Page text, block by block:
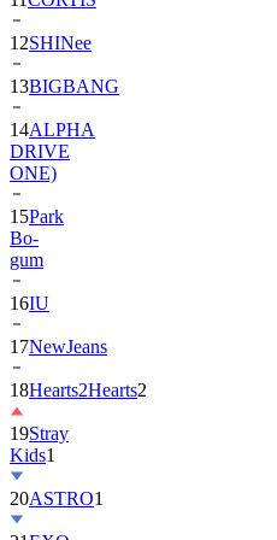
13BIGBANG
14ALPHA
DRIVE
ONE)
15Park
Bo-
gum
16IU
17NewJeans
18Hearts2Hearts
19Stray
Kids
20ASTRO
21EXO